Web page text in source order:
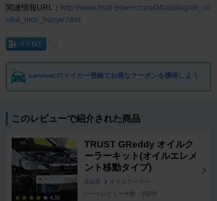
関連情報URL： http://www.trust-power.com/04cooling/oil_co
olkit_mov_hanyo.html
イイね！
carview!のマイカー登録でお得なクーポンを獲得しよう
このレビューで紹介された商品
4.35
TRUST GReddy オイルク
ーラーキット(オイルエレメ
ント移動タイプ)
冷却系
オイルクーラー
パーツレビュー件数：350件